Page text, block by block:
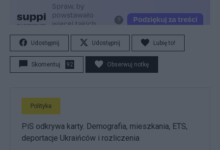
Udostępnij Udostępnij Lubię to!
Skomentuj 92 Obserwuj notkę
Polityka
PiS odkrywa karty. Demografia, mieszkania, ETS,
deportacje Ukraińców i rozliczenia